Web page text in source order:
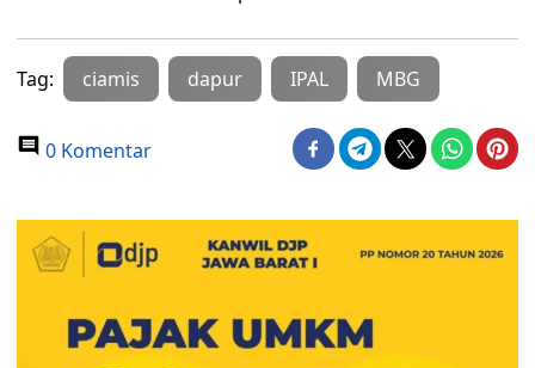
Tag: ciamis dapur IPAL MBG
0 Komentar